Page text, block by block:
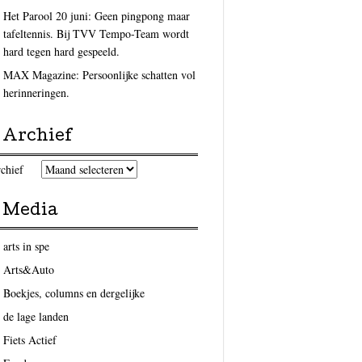
Het Parool 20 juni: Geen pingpong maar
tafeltennis. Bij TVV Tempo-Team wordt
hard tegen hard gespeeld.
MAX Magazine: Persoonlijke schatten vol
herinneringen.
Archief
Media
arts in spe
Arts&Auto
Boekjes, columns en dergelijke
de lage landen
Fiets Actief